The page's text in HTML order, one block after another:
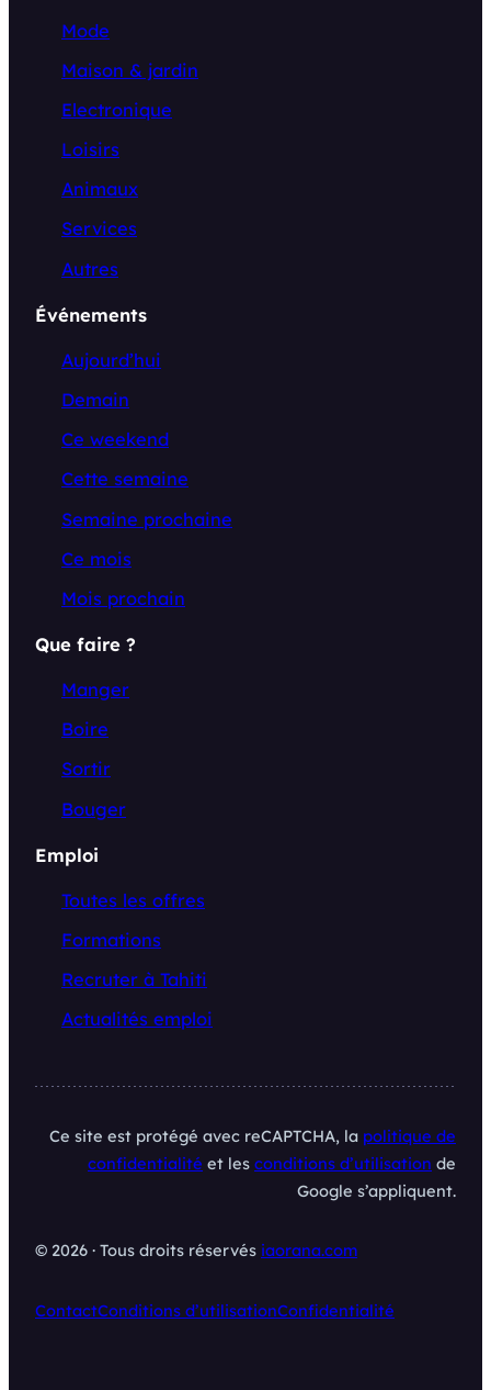
Mode
Maison & jardin
Electronique
Loisirs
Animaux
Services
Autres
Événements
Aujourd’hui
Demain
Ce weekend
Cette semaine
Semaine prochaine
Ce mois
Mois prochain
Que faire ?
Manger
Boire
Sortir
Bouger
Emploi
Toutes les offres
Formations
Recruter à Tahiti
Actualités emploi
Ce site est protégé avec reCAPTCHA, la politique de
confidentialité et les conditions d’utilisation de
Google s’appliquent.
© 2026 · Tous droits réservés iaorana.com
ContactConditions d’utilisationConfidentialité